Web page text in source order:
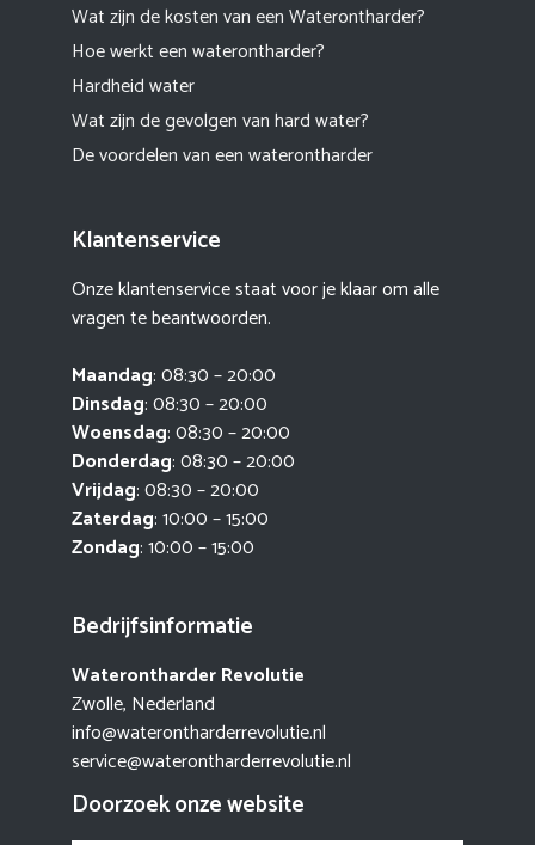
Wat zijn de kosten van een Waterontharder?
Hoe werkt een waterontharder?
Hardheid water
Wat zijn de gevolgen van hard water?
De voordelen van een waterontharder
Klantenservice
Onze klantenservice staat voor je klaar om alle
vragen te beantwoorden.
Maandag: 08:30 – 20:00
Dinsdag: 08:30 – 20:00
Woensdag: 08:30 – 20:00
Donderdag: 08:30 – 20:00
Vrijdag: 08:30 – 20:00
Zaterdag: 10:00 – 15:00
Zondag: 10:00 – 15:00
Bedrijfsinformatie
Waterontharder Revolutie
Zwolle, Nederland
info@waterontharderrevolutie.nl
service@waterontharderrevolutie.nl
Doorzoek onze website